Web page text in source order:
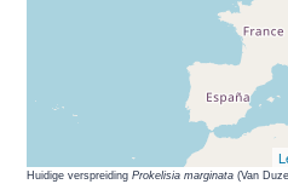
Huidige verspreidingProkelisia marginata (Van